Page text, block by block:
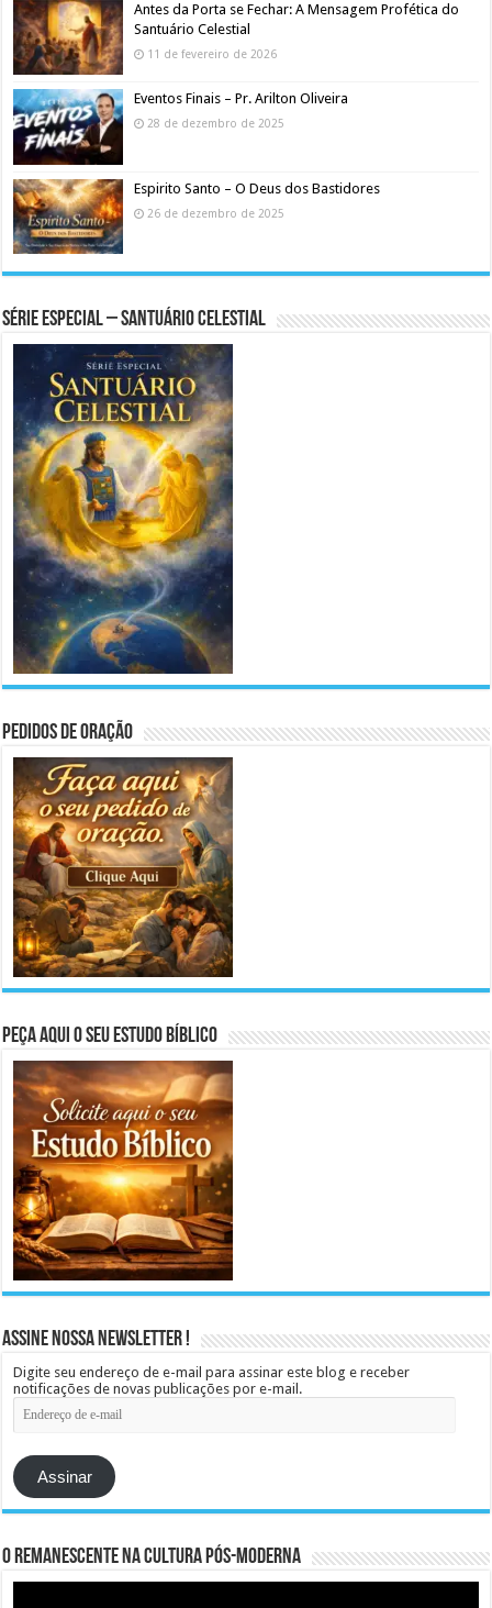
Antes da Porta se Fechar: A Mensagem Profética do
Santuário Celestial
11 de fevereiro de 2026
Eventos Finais – Pr. Arilton Oliveira
28 de dezembro de 2025
Espirito Santo – O Deus dos Bastidores
26 de dezembro de 2025
Série Especial – Santuário Celestial
Pedidos de Oração
Peça aqui o seu Estudo Bíblico
Assine Nossa Newsletter !
Digite seu endereço de e-mail para assinar este blog e receber
notificações de novas publicações por e-mail.
Endereço
de
mail
Assinar
O remanescente na cultura pós-moderna